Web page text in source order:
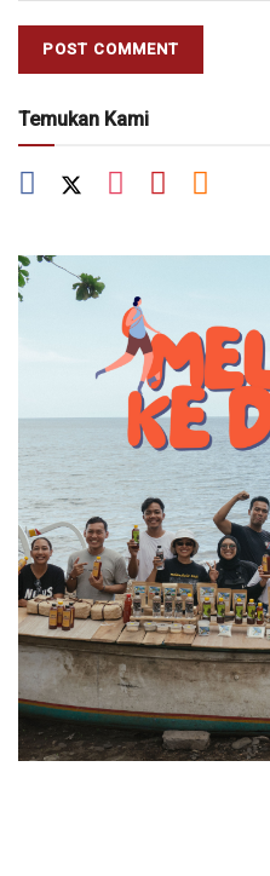
Temukan Kami